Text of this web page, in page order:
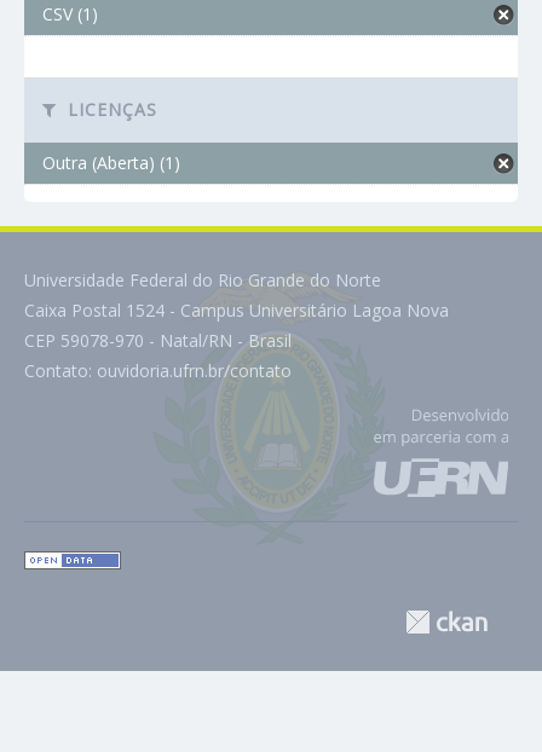
CSV (1)
LICENÇAS
Outra (Aberta) (1)
Universidade Federal do Rio Grande do Norte
Caixa Postal 1524 - Campus Universitário Lagoa Nova
CEP 59078-970 - Natal/RN - Brasil
Contato: ouvidoria.ufrn.br/contato